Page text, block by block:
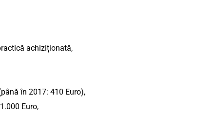
achiziționată,
în 2017: 410 Euro),
Euro,